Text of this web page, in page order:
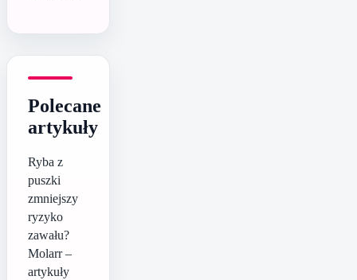
Polecane
artykuły
Ryba z
puszki
zmniejszy
ryzyko
zawału?
Molarr –
artykuły